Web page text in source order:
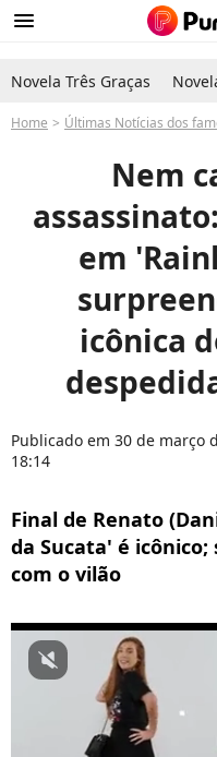
menu
Novela Três Graças
Home Últimas Notícias dos
Nem
em
icônica
Publicado em 30 de março
18:14
Final de Renato
da Sucata' é
com o vilão